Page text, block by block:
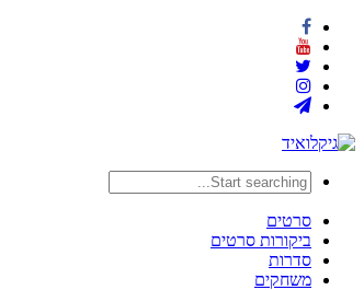
סרטים
ביקורות סרטים
סדרות
משחקים